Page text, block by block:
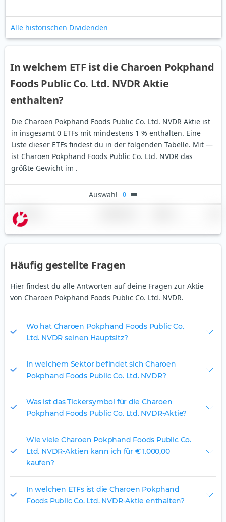
Alle historischen Dividenden
In welchem ETF ist die Charoen Pokphand
Foods Public Co. Ltd. NVDR Aktie
enthalten?
Die Charoen Pokphand Foods Public Co. Ltd. NVDR Aktie ist
in insgesamt 0 ETFs mit mindestens 1 % enthalten. Eine
Liste dieser ETFs findest du in der folgenden Tabelle. Mit —
ist Charoen Pokphand Foods Public Co. Ltd. NVDR das
größte Gewicht im .
Auswahl 0
Name
Häufig gestellte Fragen
Hier findest du alle Antworten auf deine Fragen zur Aktie
von Charoen Pokphand Foods Public Co. Ltd. NVDR.
Wo hat Charoen Pokphand Foods Public Co.
Ltd. NVDR seinen Hauptsitz?
In welchem Sektor befindet sich Charoen
Pokphand Foods Public Co. Ltd. NVDR?
Was ist das Tickersymbol für die Charoen
Pokphand Foods Public Co. Ltd. NVDR-Aktie?
Wie viele Charoen Pokphand Foods Public Co.
Ltd. NVDR-Aktien kann ich für € 1.000,00
kaufen?
In welchen ETFs ist die Charoen Pokphand
Foods Public Co. Ltd. NVDR-Aktie enthalten?